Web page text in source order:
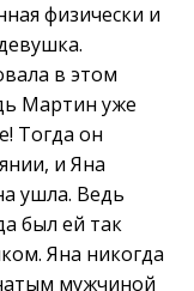
физически и
в этом
Мартин уже
Тогда он
и Яна
ушла. Ведь
был ей так
Яна никогда
мужчиной